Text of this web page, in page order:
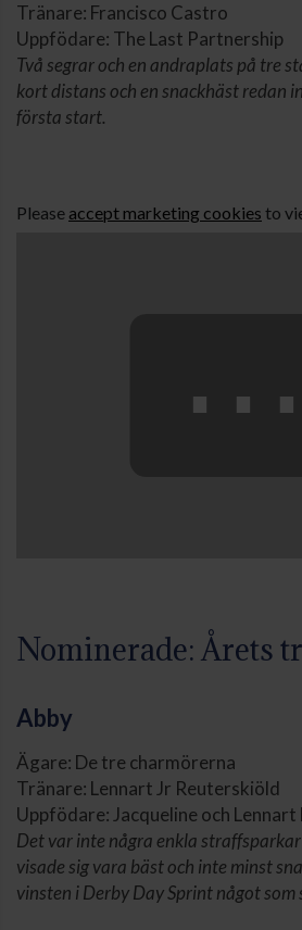
Tränare: Francisco Castro
Uppfödare: The Last Partnership
Två segrar och en andraplats på tre
kort distans och en snackhäst redan
första start.
⋯
Please accept marketing cookies to
Nominerade: Årets
Abby
Ägare: De tre charmörerna
Tränare: Lennart Jr Reuterskiöld
Uppfödare: Jacqueline och
Det var inte några enkla
visade sig vara bäst och inte minst
vinsten i Derby Day Sprint något som